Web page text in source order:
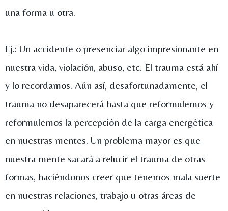
una forma u otra.
Ej.: Un accidente o presenciar algo impresionante en
nuestra vida, violación, abuso, etc. El trauma está ahí
y lo recordamos. Aún así, desafortunadamente, el
trauma no desaparecerá hasta que reformulemos y
reformulemos la percepción de la carga energética
en nuestras mentes. Un problema mayor es que
nuestra mente sacará a relucir el trauma de otras
formas, haciéndonos creer que tenemos mala suerte
en nuestras relaciones, trabajo u otras áreas de